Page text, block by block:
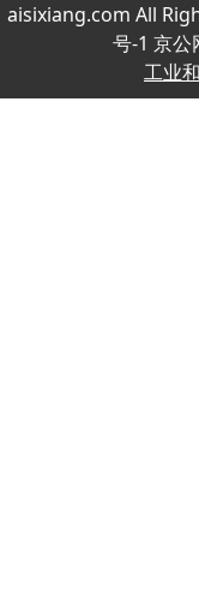
aisixiang.com All
号-1 京公
工业